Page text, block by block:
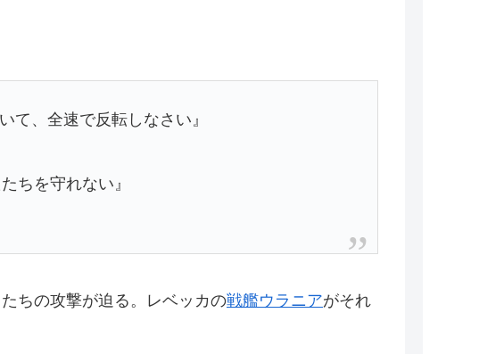
、全速で反転しなさい』
ちを守れない』
ちの攻撃が迫る。レベッカの戦艦ウラニアがそれ